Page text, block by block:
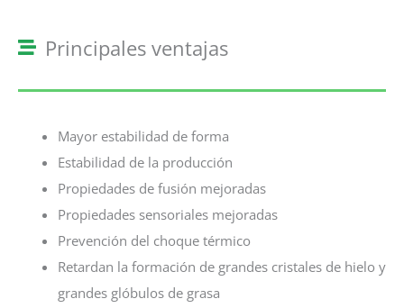
Principales ventajas
Mayor estabilidad de forma
Estabilidad de la producción
Propiedades de fusión mejoradas
Propiedades sensoriales mejoradas
Prevención del choque térmico
Retardan la formación de grandes cristales de hielo y
grandes glóbulos de grasa